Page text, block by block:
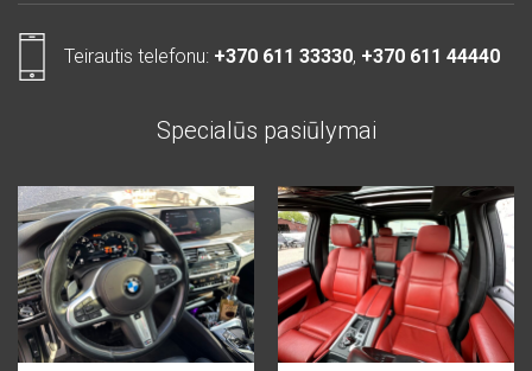
Teirautis telefonu: +370 611 33330, +370 611 44440
Specialūs pasiūlymai